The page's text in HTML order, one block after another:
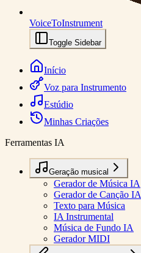
VoiceToInstrument
Toggle Sidebar
Início
Voz para Instrumento
Estúdio
Minhas Criações
Ferramentas IA
Geração musical
Gerador de Música IA
Gerador de Canção IA
Texto para Música
IA Instrumental
Música de Fundo IA
Gerador MIDI